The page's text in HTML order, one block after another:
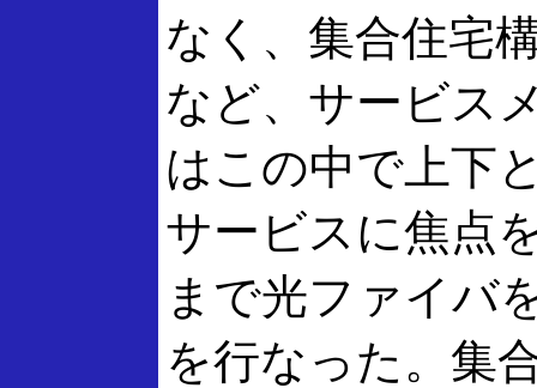
なく、集合住宅
など、サービス
はこの中で上下
サービスに焦点
まで光ファイバ
を行なった。集